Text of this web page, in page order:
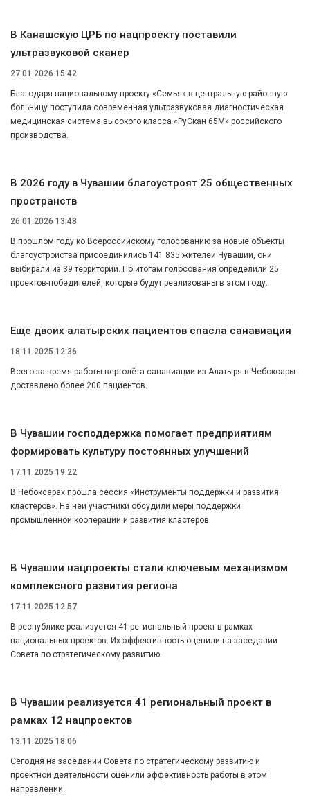
В Канашскую ЦРБ по нацпроекту поставили
ультразвуковой сканер
27.01.2026 15:42
Благодаря национальному проекту «Семья» в центральную районную
больницу поступила современная ультразвуковая диагностическая
медицинская система высокого класса «РуСкан 65М» российского
производства.
В 2026 году в Чувашии благоустроят 25 общественных
пространств
26.01.2026 13:48
В прошлом году ко Всероссийскому голосованию за новые объекты
благоустройства присоединились 141 835 жителей Чувашии, они
выбирали из 39 территорий. По итогам голосования определили 25
проектов-победителей, которые будут реализованы в этом году.
Еще двоих алатырских пациентов спасла санавиация
18.11.2025 12:36
Всего за время работы вертолёта санавиации из Алатыря в Чебоксары
доставлено более 200 пациентов.
В Чувашии господдержка помогает предприятиям
формировать культуру постоянных улучшений
17.11.2025 19:22
В Чебоксарах прошла сессия «Инструменты поддержки и развития
кластеров». На ней участники обсудили меры поддержки
промышленной кооперации и развития кластеров.
В Чувашии нацпроекты стали ключевым механизмом
комплексного развития региона
17.11.2025 12:57
В республике реализуется 41 региональный проект в рамках
национальных проектов. Их эффективность оценили на заседании
Совета по стратегическому развитию.
В Чувашии реализуется 41 региональный проект в
рамках 12 нацпроектов
13.11.2025 18:06
Сегодня на заседании Совета по стратегическому развитию и
проектной деятельности оценили эффективность работы в этом
направлении.